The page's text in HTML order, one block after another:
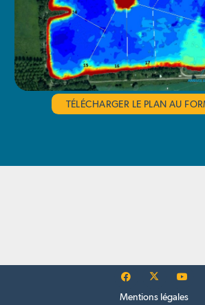
TÉLÉCHARGER LE PLAN AU
Mentions légales